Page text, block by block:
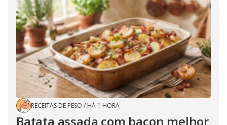
RECEITAS DE PESO / HÁ 1 HORA
Batata assada com bacon melhor